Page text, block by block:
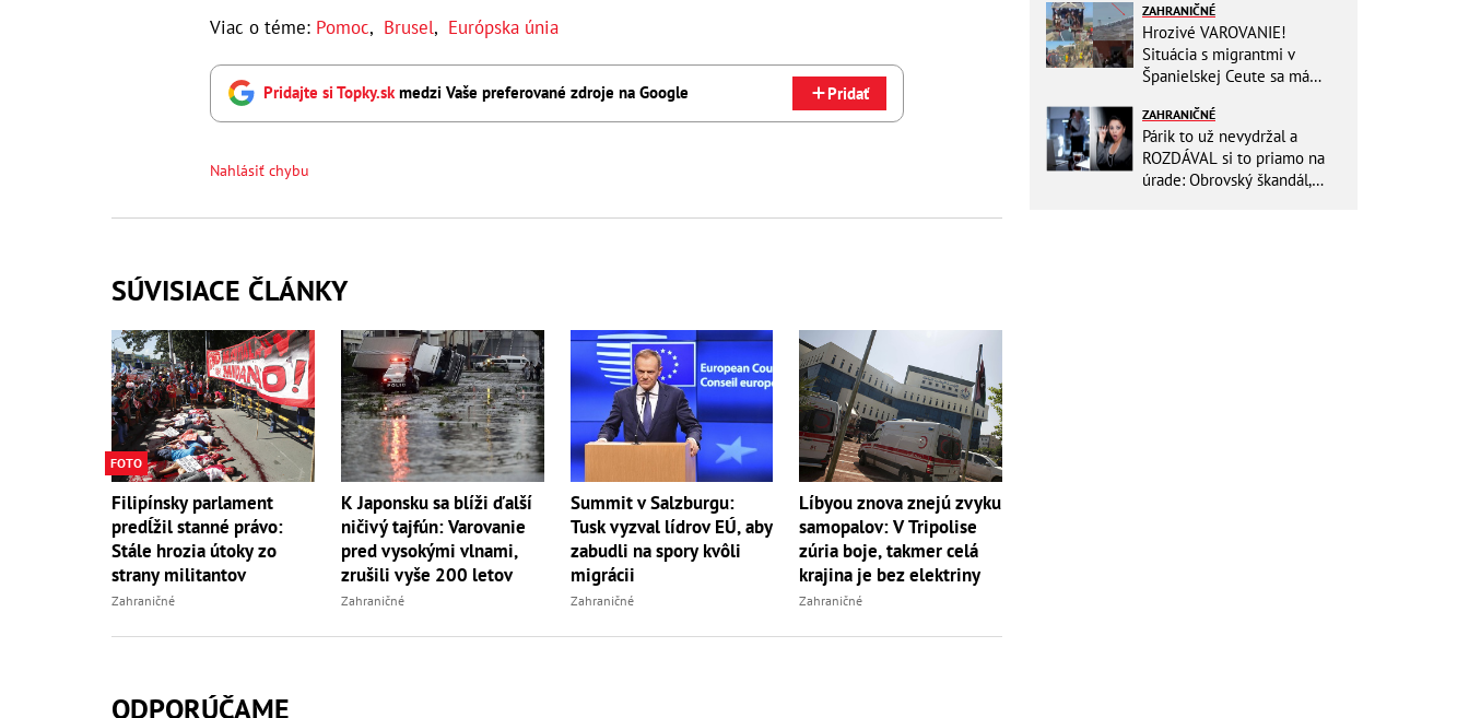
Viac o téme: Pomoc, Brusel, Európska únia
Pridajte si Topky.skmedzi Vaše preferované zdroje na Google Pridať
Nahlásiť chybu
SÚVISIACE ČLÁNKY
FOTO
Filipínsky parlament
predĺžil stanné právo:
Stále hrozia útoky zo
strany militantov
Zahraničné
K Japonsku sa blíži ďalší
ničivý tajfún: Varovanie
pred vysokými vlnami,
zrušili vyše 200 letov
Zahraničné
Summit v Salzburgu:
Tusk vyzval lídrov EÚ, aby
zabudli na spory kvôli
migrácii
Zahraničné
Líbyou znova znejú zvyku
samopalov: V Tripolise
zúria boje, takmer celá
krajina je bez elektriny
Zahraničné
ODPORÚČAME
ZAHRANIČNÉ
Hrozivé VAROVANIE!
Situácia s migrantmi v
Španielskej Ceute sa má
presný dátum druhej invázie
ZAHRANIČNÉ
Párik to už nevydržal a
ROZDÁVAL si to priamo na
úrade: Obrovský škandál,